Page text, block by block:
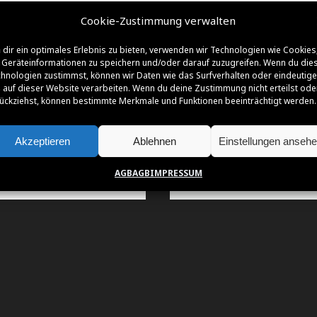
Cookie-Zustimmung verwalten
dir ein optimales Erlebnis zu bieten, verwenden wir Technologien wie
zu speichern und/oder darauf zuzugreifen. Wenn du
zustimmst, können wir Daten wie das Surfverhalten oder eindeutige
auf dieser Website verarbeiten. Wenn du deine Zustimmung nicht erteilst
können bestimmte Merkmale und Funktionen beeinträchtigt werden.
Akzeptieren Ablehnen Einstellungen
AGBAGBIMPRESSUM
| FÖRDERER | PARTNER |